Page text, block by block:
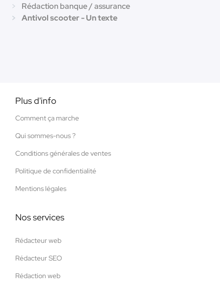
Rédaction banque / assurance
Antivol scooter - Un texte
Plus d'info
Comment ça marche
Qui sommes-nous ?
Conditions générales de ventes
Politique de confidentialité
Mentions légales
Nos services
Rédacteur web
Rédacteur SEO
Rédaction web